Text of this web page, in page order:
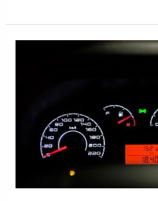
Aksesorismu?
Jenis